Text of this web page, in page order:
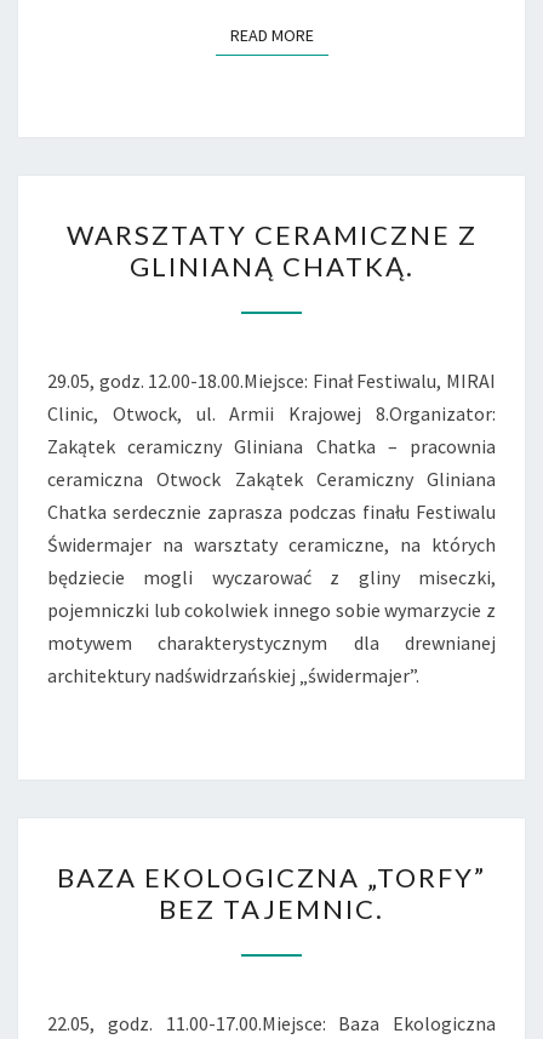
READ MOREREAD MORE
CERAMICZNE
Z
GLINIANĄ
WARSZTATY CERAMICZNE Z
GLINIANĄ CHATKĄ.
29.05, godz. 12.00-18.00.Miejsce: Finał Festiwalu, MIRAI
Clinic, Otwock, ul. Armii Krajowej 8.Organizator:
Zakątek ceramiczny Gliniana Chatka – pracownia
ceramiczna Otwock Zakątek Ceramiczny Gliniana
Chatka serdecznie zaprasza podczas finału Festiwalu
Świdermajer na warsztaty ceramiczne, na których
będziecie mogli wyczarować z gliny miseczki,
pojemniczki lub cokolwiek innego sobie wymarzycie z
motywem charakterystycznym dla drewnianej
architektury nadświdrzańskiej „świdermajer”.
EKOLOGICZNA
„TORFY”
BEZ
BAZA EKOLOGICZNA „TORFY”
BEZ TAJEMNIC.
22.05, godz. 11.00-17.00.Miejsce: Baza Ekologiczna